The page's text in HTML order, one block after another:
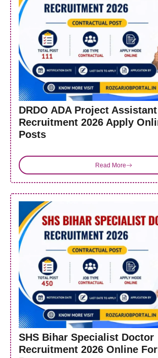
DRDO ADA Project Assistant
Recruitment 2026 Apply
Posts
Read More
SHS Bihar Specialist Doctor
Recruitment 2026 Online